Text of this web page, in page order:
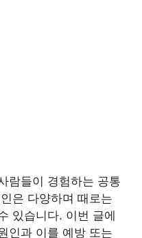
람들이 경험하는 공통
은 다양하며 때로는
있습니다. 이번 글에
인과 이를 예방 또는